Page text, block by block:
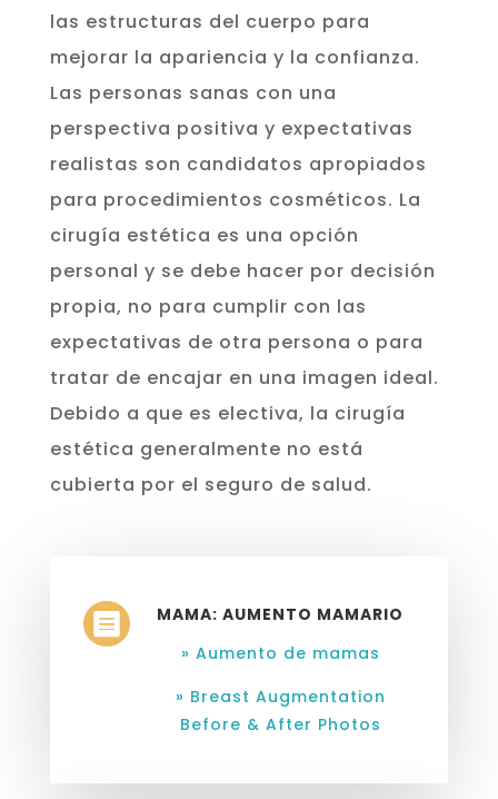
las estructuras del cuerpo para
mejorar la apariencia y la confianza.
Las personas sanas con una
perspectiva positiva y expectativas
realistas son candidatos apropiados
para procedimientos cosméticos. La
cirugía estética es una opción
personal y se debe hacer por decisión
propia, no para cumplir con las
expectativas de otra persona o para
tratar de encajar en una imagen ideal.
Debido a que es electiva, la cirugía
estética generalmente no está
cubierta por el seguro de salud.

MAMA: AUMENTO MAMARIO
» Aumento de mamas
» Breast Augmentation
Before & After Photos